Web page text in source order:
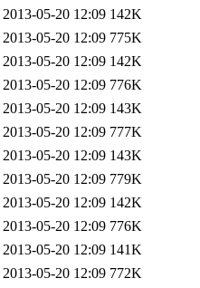
2013-05-20 12:09 142K
2013-05-20 12:09 775K
2013-05-20 12:09 142K
2013-05-20 12:09 776K
2013-05-20 12:09 143K
2013-05-20 12:09 777K
2013-05-20 12:09 143K
2013-05-20 12:09 779K
2013-05-20 12:09 142K
2013-05-20 12:09 776K
2013-05-20 12:09 141K
2013-05-20 12:09 772K